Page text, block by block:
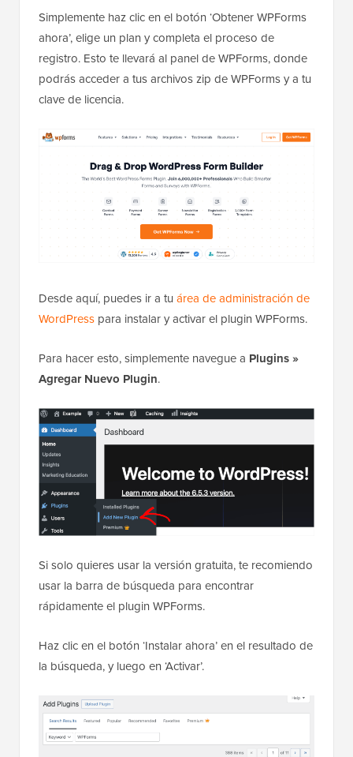
Simplemente haz clic en el botón ‘Obtener WPForms
ahora’, elige un plan y completa el proceso de
registro. Esto te llevará al panel de WPForms, donde
podrás acceder a tus archivos zip de WPForms y a tu
clave de licencia.
Desde aquí, puedes ir a tu área de administración de
WordPress para instalar y activar el plugin WPForms.
Para hacer esto, simplemente navegue a Plugins»
Agregar Nuevo Plugin.
Si solo quieres usar la versión gratuita, te recomiendo
usar la barra de búsqueda para encontrar
rápidamente el plugin WPForms.
Haz clic en el botón ‘Instalar ahora’ en el resultado de
la búsqueda, y luego en ‘Activar’.